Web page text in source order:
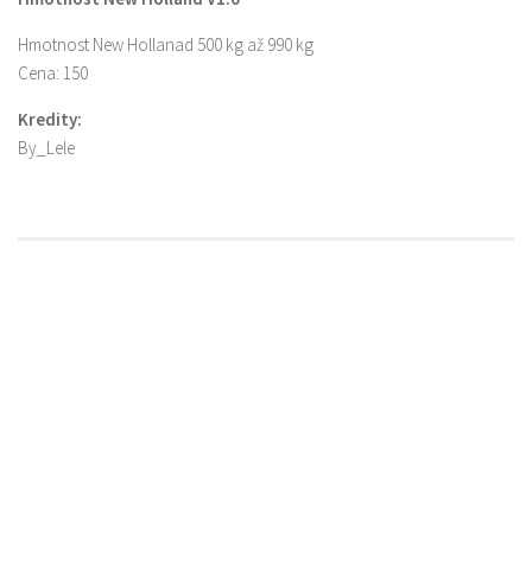
Hmotnost New Hollanad 500 kg až 990 kg
Cena: 150
Kredity:
By_Lele